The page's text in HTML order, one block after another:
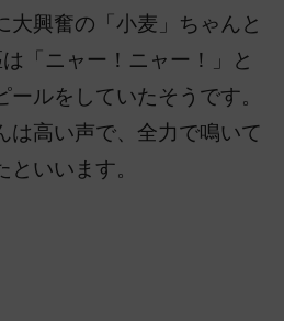
大興奮の「小麦」ちゃんと
「ニャー！ニャー！」と
ルをしていたそうです。
は高い声で、全力で鳴いて
いいます。